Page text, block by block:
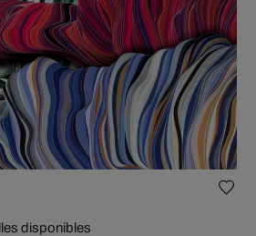
disponibles